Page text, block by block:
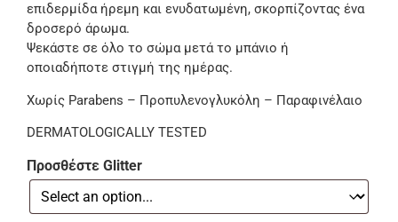
επιδερμίδα ήρεμη και ενυδατωμένη, σκορπίζοντας ένα
δροσερό άρωμα.
Ψεκάστε σε όλο το σώμα μετά το μπάνιο ή
οποιαδήποτε στιγμή της ημέρας.
Χωρίς Parabens – Προπυλενογλυκόλη – Παραφινέλαιο
DERMATOLOGICALLY TESTED
Προσθέστε Glitter